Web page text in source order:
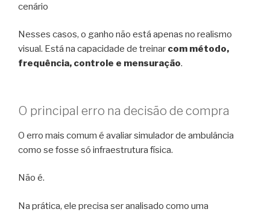
cenário
Nesses casos, o ganho não está apenas no realismo
visual. Está na capacidade de treinar com método,
frequência, controle e mensuração.
O principal erro na decisão de compra
O erro mais comum é avaliar simulador de ambulância
como se fosse só infraestrutura física.
Não é.
Na prática, ele precisa ser analisado como uma